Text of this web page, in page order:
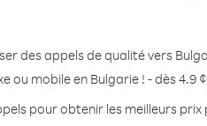
des appels de qualité vers
ou mobile en Bulgarie ! - dès 4.9
pour obtenir les meilleurs